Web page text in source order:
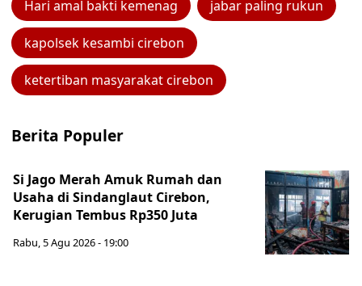
Hari amal bakti kemenag jabar paling rukun
kapolsek kesambi cirebon
ketertiban masyarakat cirebon
Berita Populer
Si Jago Merah Amuk Rumah dan
Usaha di Sindanglaut Cirebon,
Kerugian Tembus Rp350 Juta
Rabu, 5 Agu 2026 - 19:00